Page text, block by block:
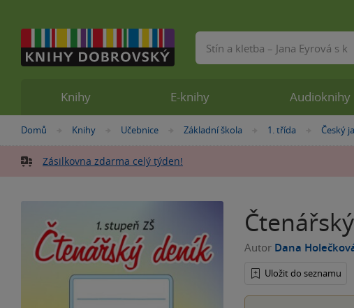
Nacházíte
zde:
Domů »
Knihy »
Učebnice »
Základní škola »
1. třída »
Český
Zásilkovna zdarma celý týden!
Autor Dana
Uložit do seznamu
Knihy E-knihy Audioknihy
Vyhledávání